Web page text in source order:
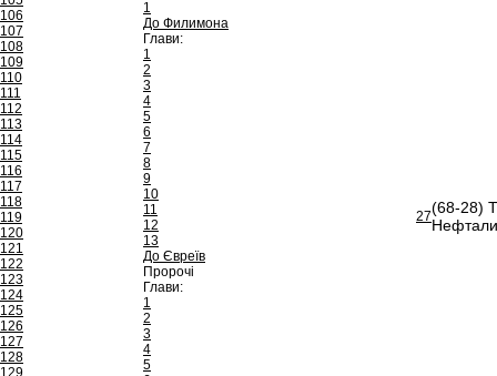
106
107
108
109
110
111
112
113
114
115
116
117
118
119
120
121
122
123
124
125
126
127
128
129
1
До Филимона
Глави:
1
2
3
4
5
6
7
8
9
10
11
12
13
До Євреїв
Пророчі
Глави:
1
2
3
4
5
27(68-28)